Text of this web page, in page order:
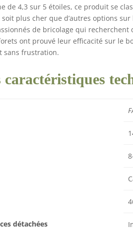
de 4,3 sur 5 étoiles, ce produit se
soit plus cher que d’autres options
de bricolage qui
ont prouvé leur efficacité sur le
sans frustration.
caractéristiques
détachées